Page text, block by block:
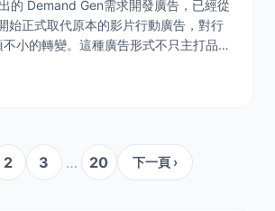
的 Demand Gen需求開發廣告，已經從
始正式取代原本的影片行動廣告，對行
小的轉變。這種廣告形式不只主打品牌
需求開發廣告是什麼、跟 PMax 和搜
2 3 … 20 下一頁 ›